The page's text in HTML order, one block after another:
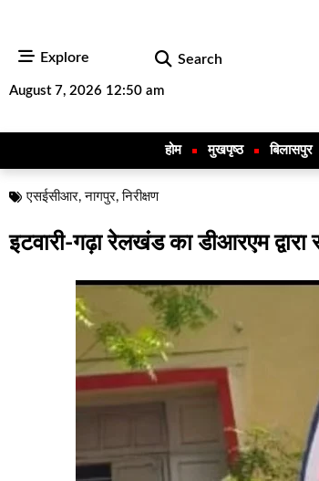
Explore Search
August 7, 2026 12:50 am
होम मुखपृष्ठ बिलासपुर
एसईसीआर,नागपुर,निरीक्षण
इटवारी-गढ़ा रेलखंड का डीआरएम द्वारा